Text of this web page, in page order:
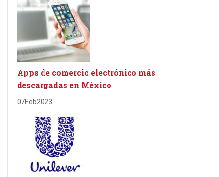
Apps de comercio electrónico más
descargadas en México
07Feb2023